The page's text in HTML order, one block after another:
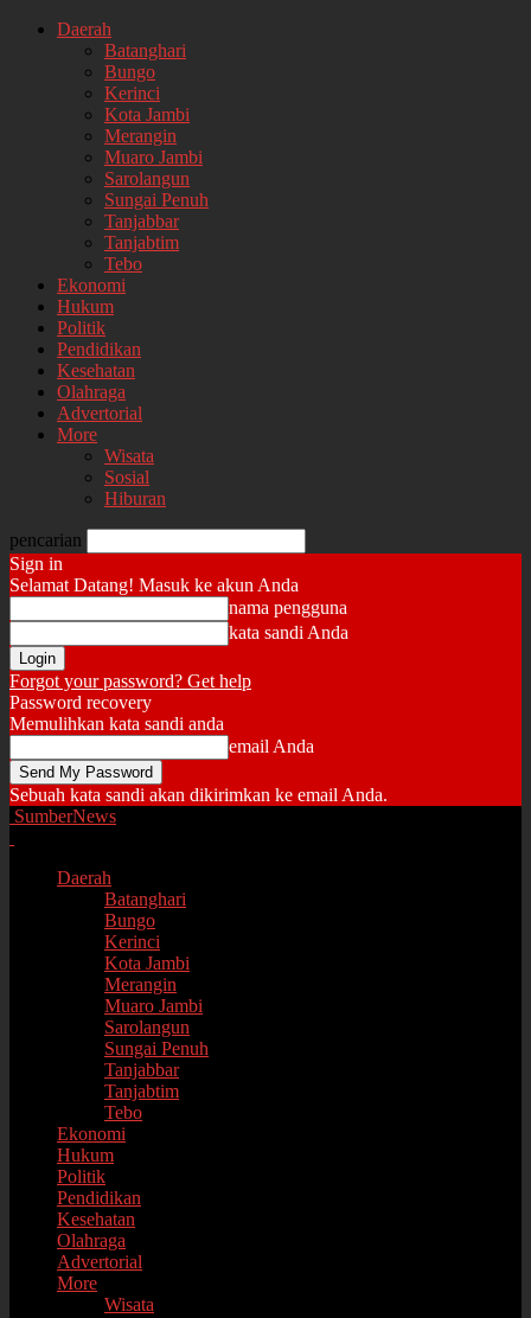
Daerah
Batanghari
Bungo
Kerinci
Kota Jambi
Merangin
Muaro Jambi
Sarolangun
Sungai Penuh
Tanjabbar
Tanjabtim
Tebo
Ekonomi
Hukum
Politik
Pendidikan
Kesehatan
Olahraga
Advertorial
More
Wisata
Sosial
Hiburan
pencarian
Sign in
Selamat Datang! Masuk ke akun Anda
nama pengguna
kata sandi Anda
Forgot your password? Get help
Password recovery
Memulihkan kata sandi anda
email Anda
Sebuah kata sandi akan dikirimkan ke email Anda.
SumberNews
Daerah
Batanghari
Bungo
Kerinci
Kota Jambi
Merangin
Muaro Jambi
Sarolangun
Sungai Penuh
Tanjabbar
Tanjabtim
Tebo
Ekonomi
Hukum
Politik
Pendidikan
Kesehatan
Olahraga
Advertorial
More
Wisata